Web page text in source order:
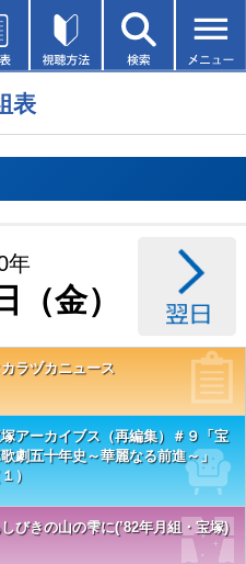
表
年
（金）
ラヅカニュース
アーカイブス（再編集）＃９「宝
劇五十年史～華麗なる前進～」
１）
びきの山の雫に(’82年月組・宝塚)